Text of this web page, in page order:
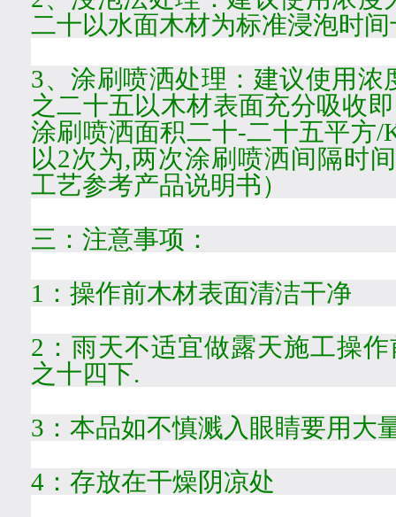
二十以水面木材为标准浸泡时间
3、涂刷喷洒处理：建议使用浓
之二十五 以木材表面充分吸收
涂刷喷洒面积二十-二十五平方/
以2次为,两次涂刷喷洒间隔时
工艺参考产品说明书）
三：注意事项：
1 ：操作前木材表面清洁干净
2 ：雨天不适宜做露天施工操
之十四下.
3 ：本品如不慎溅入眼睛要用大
4 ：存放在干燥阴凉处